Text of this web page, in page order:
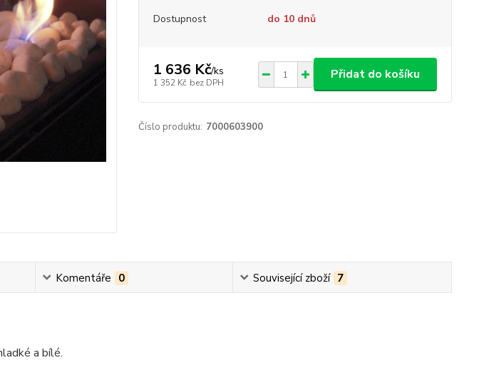
Dostupnost do 10 dnů
1 636 Kč/ks
1 352 Kč bez DPH
Přidat do košíku
Číslo produktu: 7000603900
Komentáře 0 Související zboží 7
a bílé.